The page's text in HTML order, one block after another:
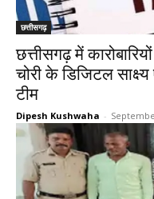
छत्तीसगढ़
छत्तीसगढ़ में
चोरी के डिजिटल
टीम
Dipesh Kushwaha -